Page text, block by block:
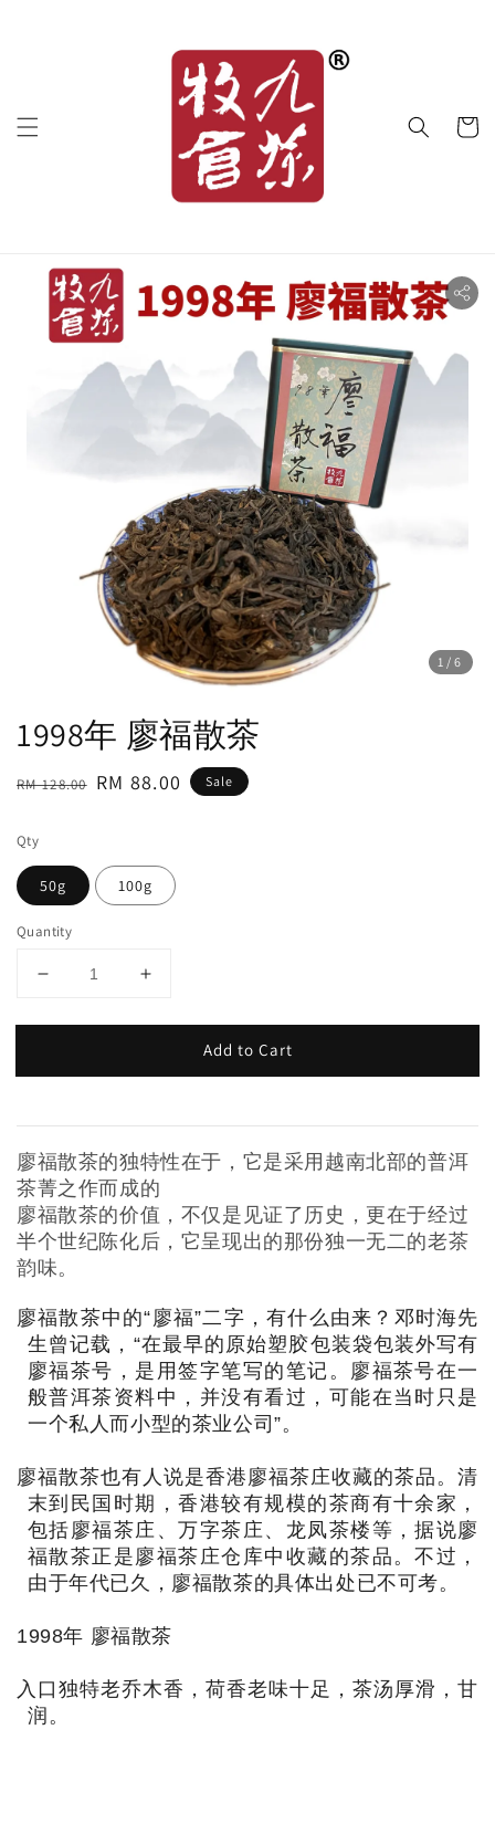
1 /6
1998年 廖福散茶
Regular
RM 128.00 Sale
RM 88.00 Sale
Qty
50g 100g
Quantity
Add to Cart
廖福散茶的独特性在于，它是采用越南北部的普洱
茶菁之作而成的
廖福散茶的价值，不仅是见证了历史，更在于经过
半个世纪陈化后，它呈现出的那份独一无二的老茶
韵味。
廖福散茶中的“廖福”二字，有什么由来？邓时海先
生曾记载，“在最早的原始塑胶包装袋包装外写有
廖福茶号，是用签字笔写的笔记。廖福茶号在一
般普洱茶资料中，并没有看过，可能在当时只是
一个私人而小型的茶业公司”。
廖福散茶也有人说是香港廖福茶庄收藏的茶品。清
末到民国时期，香港较有规模的茶商有十余家，
包括廖福茶庄、万字茶庄、龙凤茶楼等，据说廖
福散茶正是廖福茶庄仓库中收藏的茶品。不过，
由于年代已久，廖福散茶的具体出处已不可考。
1998年 廖福散茶
入口独特老乔木香，荷香老味十足，茶汤厚滑，甘
润。